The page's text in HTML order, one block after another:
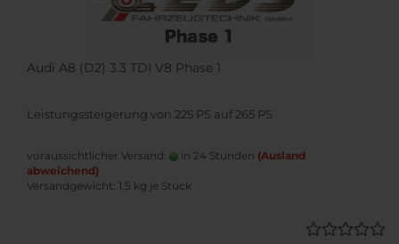
Audi A8 (D2) 3.3 TDI V8 Phase 1
Leistungssteigerung von 225 PS auf 265 PS
voraussichtlicher Versand: in 24 Stunden (Ausland
abweichend)
Versandgewicht: 1,5 kg je Stück